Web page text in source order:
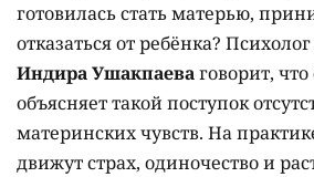
готовилась стать матерью,
отказаться от ребёнка?
Индира Ушакпаеваговорит,
объясняет такой поступок
материнских чувств. На
движут страх, одиночество и